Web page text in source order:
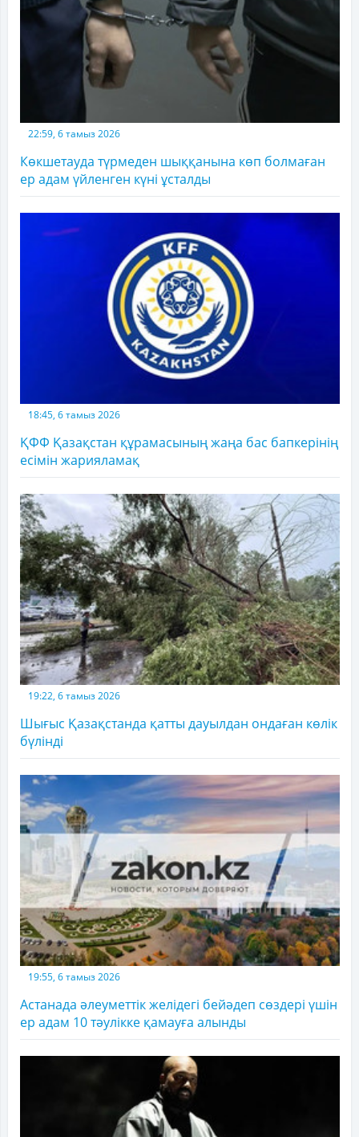
22:59, 6 тамыз 2026
Көкшетауда түрмеден шыққанына көп болмаған
ер адам үйленген күні ұсталды
18:45, 6 тамыз 2026
ҚФФ Қазақстан құрамасының жаңа бас бапкерінің
есімін жарияламақ
19:22, 6 тамыз 2026
Шығыс Қазақстанда қатты дауылдан ондаған көлік
бүлінді
19:55, 6 тамыз 2026
Астанада әлеуметтік желідегі бейәдеп сөздері үшін
ер адам 10 тәулікке қамауға алынды